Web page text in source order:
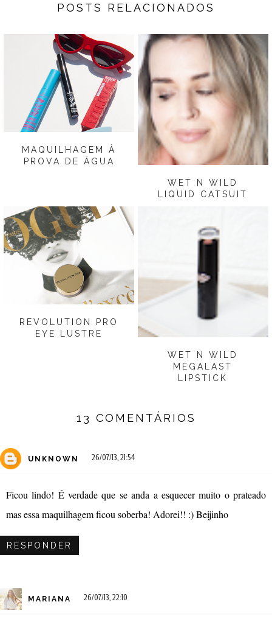
POSTS RELACIONADOS
MAQUILHAGEM À
PROVA DE ÁGUA
WET N WILD
LIQUID CATSUIT
REVOLUTION PRO
EYE LUSTRE
WET N WILD
MEGALAST
LIPSTICK
13 COMENTÁRIOS
UNKNOWN 26/07/13, 21:54
Ficou lindo! É verdade que se anda a esquecer muito o prateado
mas essa maquilhagem ficou soberba! Adorei!! :) Beijinho
RESPONDER
MARIANA 26/07/13, 22:10